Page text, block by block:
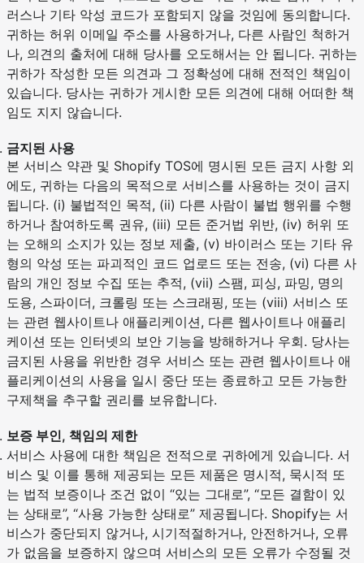
러스나 기타 악성 코드가 포함되지 않을 것임에 동의합니다.
귀하는 허위 이메일 주소를 사용하거나, 다른 사람인 척하거
나, 의견의 출처에 대해 당사를 오도해서는 안 됩니다. 귀하는
귀하가 작성한 모든 의견과 그 정확성에 대해 전적인 책임이
있습니다. 당사는 귀하가 게시한 모든 의견에 대해 어떠한 책
임도 지지 않습니다.
금지된 사용
본 서비스 약관 및 Shopify TOS에 명시된 모든 금지 사항 외
에도, 귀하는 다음의 목적으로 서비스를 사용하는 것이 금지
됩니다. (i) 불법적인 목적, (ii) 다른 사람이 불법 행위를 수행
하거나 참여하도록 권유, (iii) 모든 준거법 위반, (iv) 허위 또
는 오해의 소지가 있는 정보 제출, (v) 바이러스 또는 기타 유
형의 악성 또는 파괴적인 코드 업로드 또는 전송, (vi) 다른 사
람의 개인 정보 수집 또는 추적, (vii) 스팸, 피싱, 파밍, 명의
도용, 스파이더, 크롤링 또는 스크래핑, 또는 (viii) 서비스 또
는 관련 웹사이트나 애플리케이션, 다른 웹사이트나 애플리
케이션 또는 인터넷의 보안 기능을 방해하거나 우회. 당사는
금지된 사용을 위반한 경우 서비스 또는 관련 웹사이트나 애
플리케이션의 사용을 일시 중단 또는 종료하고 모든 가능한
구제책을 추구할 권리를 보유합니다.
보증 부인, 책임의 제한
서비스 사용에 대한 책임은 전적으로 귀하에게 있습니다. 서
비스 및 이를 통해 제공되는 모든 제품은 명시적, 묵시적 또
는 법적 보증이나 조건 없이 “있는 그대로”, “모든 결함이 있
는 상태로”, “사용 가능한 상태로” 제공됩니다. Shopify는 서
비스가 중단되지 않거나, 시기적절하거나, 안전하거나, 오류
가 없음을 보증하지 않으며 서비스의 모든 오류가 수정될 것